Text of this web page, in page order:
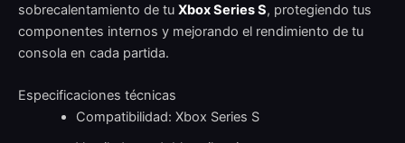
sobrecalentamiento de tu Xbox Series S, protegiendo tus
componentes internos y mejorando el rendimiento de tu
consola en cada partida.
Especificaciones técnicas
Compatibilidad: Xbox Series S